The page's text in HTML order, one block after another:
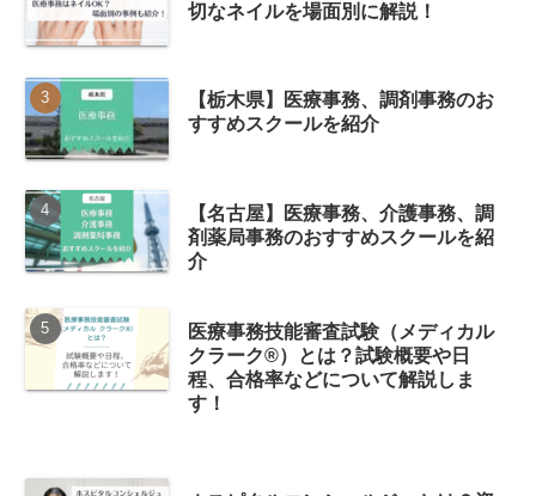
切なネイルを場面別に解説！
【栃木県】医療事務、調剤事務のお
すすめスクールを紹介
【名古屋】医療事務、介護事務、調
剤薬局事務のおすすめスクールを紹
介
医療事務技能審査試験（メディカル
クラーク®）とは？試験概要や日
程、合格率などについて解説しま
す！